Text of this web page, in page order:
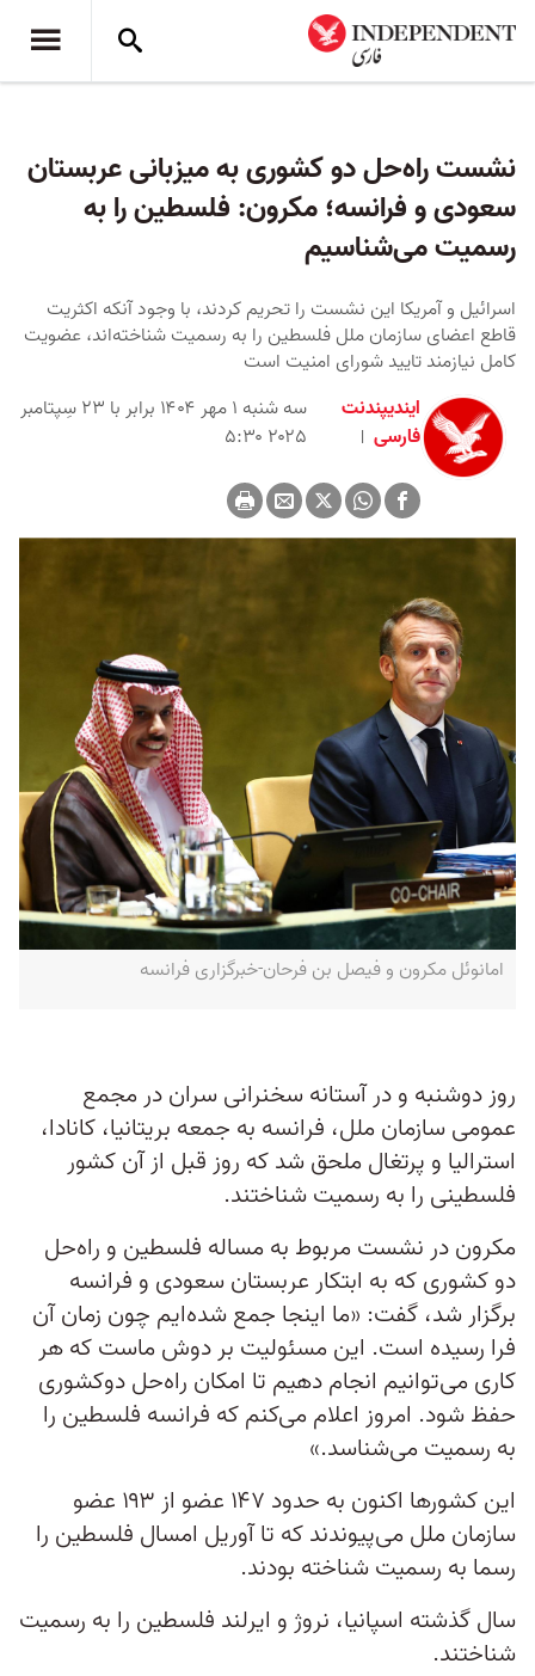
نشست راه‌حل دو کشوری به میزبانی عربستان
سعودی و فرانسه؛ مکرون: فلسطین را به
رسمیت می‌شناسیم
اسرائیل و آمریکا این نشست را تحریم کردند، با وجود آنکه اکثریت
قاطع اعضای سازمان ملل فلسطین را به رسمیت شناخته‌اند، عضویت
کامل نیازمند تایید شورای امنیت است
ایندیپندنت
فارسی
سه شنبه ۱ مهر ۱۴۰۴ برابر با ۲۳ سِپتامبر
۲۰۲۵ ۵:۳۰
امانوئل مکرون و فیصل بن فرحان-خبرگزاری فرانسه
روز دوشنبه و در آستانه سخنرانی سران در مجمع
عمومی سازمان ملل، فرانسه به جمعه بریتانیا، کانادا،
استرالیا و پرتغال ملحق شد که روز قبل از آن کشور
فلسطینی را به رسمیت شناختند.
مکرون در نشست مربوط به مساله فلسطین و راه‌حل
دو کشوری که به ابتکار عربستان سعودی و فرانسه
برگزار شد، گفت: «ما اینجا جمع شده‌ایم چون زمان آن
فرا رسیده است. این مسئولیت بر دوش ماست که هر
کاری می‌توانیم انجام دهیم تا امکان راه‌حل دوکشوری
حفظ شود. امروز اعلام می‌کنم که فرانسه فلسطین را
به رسمیت می‌شناسد.»
این کشورها اکنون به حدود ۱۴۷ عضو از ۱۹۳ عضو
سازمان ملل می‌پیوندند که تا آوریل امسال فلسطین را
رسما به رسمیت شناخته بودند.
سال گذشته اسپانیا، نروژ و ایرلند فلسطین را به رسمیت
شناختند.